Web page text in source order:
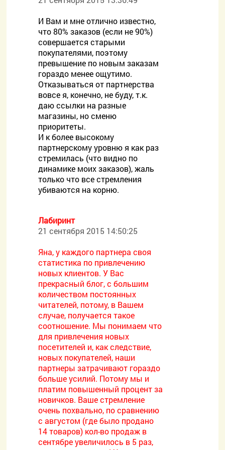
И Вам и мне отлично известно,
что 80% заказов (если не 90%)
совершается старыми
покупателями, поэтому
превышение по новым заказам
гораздо менее ощутимо.
Отказываться от партнерства
вовсе я, конечно, не буду, т.к.
даю ссылки на разные
магазины, но сменю
приоритеты.
И к более высокому
партнерскому уровню я как раз
стремилась (что видно по
динамике моих заказов), жаль
только что все стремления
убиваются на корню.
Лабиринт
21 сентября 2015 14:50:25
Яна, у каждого партнера своя
статистика по привлечению
новых клиентов. У Вас
прекрасный блог, с большим
количеством постоянных
читателей, потому, в Вашем
случае, получается такое
соотношение. Мы понимаем что
для привлечения новых
посетителей и, как следствие,
новых покупателей, наши
партнеры затрачивают гораздо
больше усилий. Потому мы и
платим повышенный процент за
новичков. Ваше стремление
очень похвально, по сравнению
с августом (где было продано
14 товаров) кол-во продаж в
сентябре увеличилось в 5 раз,